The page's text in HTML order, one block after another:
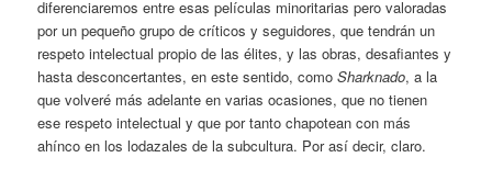
diferenciaremos entre esas películas minoritarias pero valoradas
por un pequeño grupo de críticos y seguidores, que tendrán un
respeto intelectual propio de las élites, y las obras, desafiantes y
hasta desconcertantes, en este sentido, comoSharknado, a la
que volveré más adelante en varias ocasiones, que no tienen
ese respeto intelectual y que por tanto chapotean con más
ahínco en los lodazales de la subcultura. Por así decir, claro.